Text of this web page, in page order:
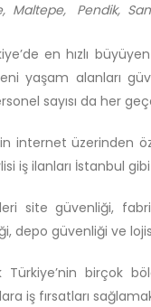
Maltepe, Pendik,
en hızlı
yaşam alanları
sayısı da her
internet üzerinden
iş ilanları İstanbul
site güvenliği,
depo güvenliği ve
Türkiye’nin birçok
iş fırsatları